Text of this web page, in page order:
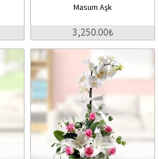
Masum Aşk
3,250.00₺